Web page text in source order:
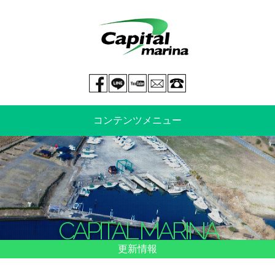
mail
You tube
LINE@
Facebook page
コンテンツメニュー
中古艇情報 新艇情報
船のご売却 整備・特殊艤装
船舶保険 マリーナ情報・料金表
CAPITAL MARINA
更新情報